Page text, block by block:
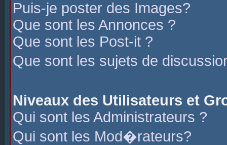
Puis-je poster des Images?
Que sont les Annonces ?
Que sont les Post-it ?
Que sont les sujets de
Niveaux des Utilisateurs et
Qui sont les Administrateurs ?
Qui sont les Mod�rateurs?